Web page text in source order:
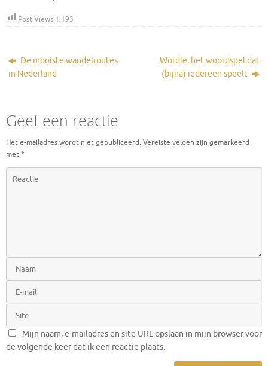
Post Views:1.193
De mooiste wandelroutes
in Nederland
Wordle, het woordspel dat
(bijna) iedereen speelt
Geef een reactie
Het e-mailadres wordt niet gepubliceerd. Vereiste velden zijn gemarkeerd
met*
Mijn naam, e-mailadres en site URL opslaan in mijn browser voor
de volgende keer dat ik een reactie plaats.